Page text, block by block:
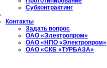
Субконтрактинг
Контакты
Задать вопрос
ОАО «Электропром»
ОАО «НПО «Электропром»
ОАО «СКБ «ТУРБАЗА»